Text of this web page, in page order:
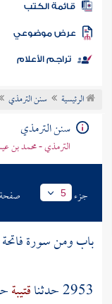
المكتبة
الكتب
موضوعي
تراجم الأعلام
الرئيسية سنن الترمذي
سنن الترمذي
الترمذي - محمد بن
جزء 5 صفحة
باب ومن سورة
2953 حدثنا
قتيبة